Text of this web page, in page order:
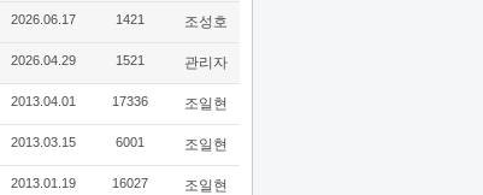
2026.06.17 1421 조성호
2026.04.29 1521 관리자
2013.04.01 17336 조일현
2013.03.15 6001 조일현
2013.01.19 16027 조일현